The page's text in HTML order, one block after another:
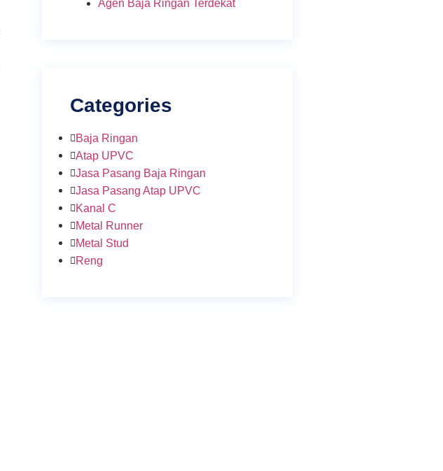
Agen Baja Ringan Terdekat
Categories
Baja Ringan
Atap UPVC
Jasa Pasang Baja Ringan
Jasa Pasang Atap UPVC
Kanal C
Metal Runner
Metal Stud
Reng